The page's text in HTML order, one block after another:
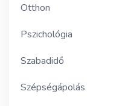
Otthon
Pszichológia
Szabadidő
Szépségápolás